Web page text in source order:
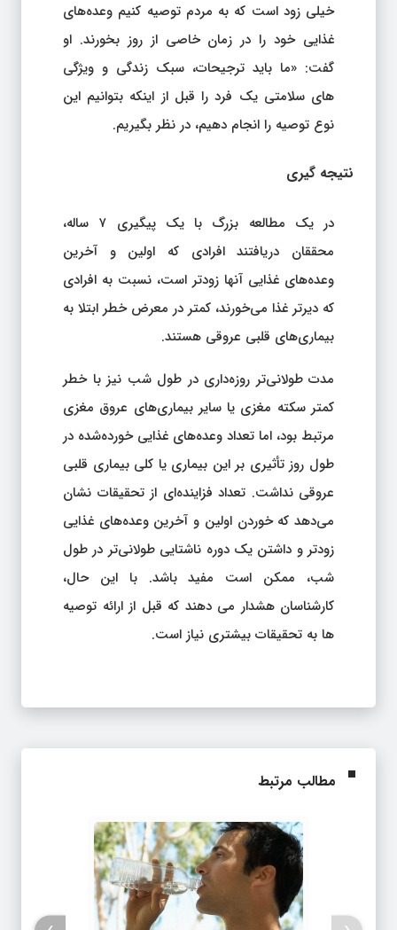
خیلی زود است که به مردم توصیه کنیم وعده‌های
غذایی خود را در زمان خاصی از روز بخورند. او
گفت: «ما باید ترجیحات، سبک زندگی و ویژگی
های سلامتی یک فرد را قبل از اینکه بتوانیم این
نوع توصیه را انجام دهیم، در نظر بگیریم.
نتیجه گیری
در یک مطالعه بزرگ با یک پیگیری ۷ ساله،
محققان دریافتند افرادی که اولین و آخرین
وعده‌های غذایی آنها زودتر است، نسبت به افرادی
که دیرتر غذا می‌خورند، کمتر در معرض خطر ابتلا به
بیماری‌های قلبی عروقی هستند.
مدت طولانی‌تر روزه‌داری در طول شب نیز با خطر
کمتر سکته مغزی یا سایر بیماری‌های عروق مغزی
مرتبط بود، اما تعداد وعده‌های غذایی خورده‌شده در
طول روز تأثیری بر این بیماری یا کلی بیماری قلبی
عروقی نداشت. تعداد فزاینده‌ای از تحقیقات نشان
می‌دهد که خوردن اولین و آخرین وعده‌های غذایی
زودتر و داشتن یک دوره ناشتایی طولانی‌تر در طول
شب، ممکن است مفید باشد. با این حال،
کارشناسان هشدار می دهند که قبل از ارائه توصیه
ها به تحقیقات بیشتری نیاز است.
مطالب مرتبط